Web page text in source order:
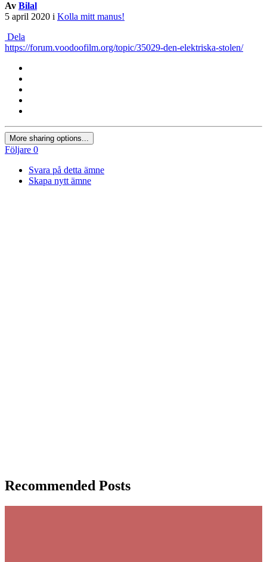
Av Bilal
5 april 2020 i Kolla mitt manus!
Dela
https://forum.voodoofilm.org/topic/35029-den-elektriska-stolen/
More sharing options...
Följare 0
Svara på detta ämne
Skapa nytt ämne
Recommended Posts